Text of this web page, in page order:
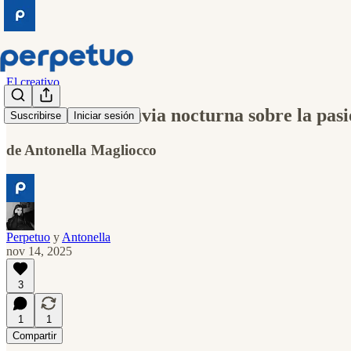
Suscribirse Iniciar sesión
El creativo
Pronóstico de lluvia nocturna sobre la
de Antonella Magliocco
Perpetuo y Antonella
nov 14, 2025
3
1
1
Compartir